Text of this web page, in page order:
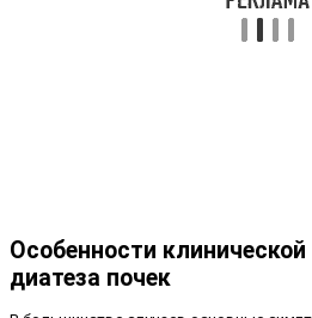
Особенности
диатеза почек